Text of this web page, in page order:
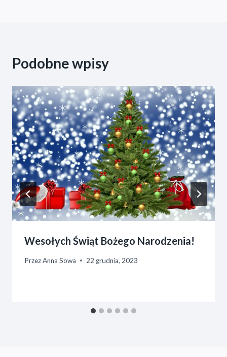
Podobne wpisy
Wesołych Świąt Bożego Narodzenia!
PrzezAnna Sowa 22 grudnia, 2023